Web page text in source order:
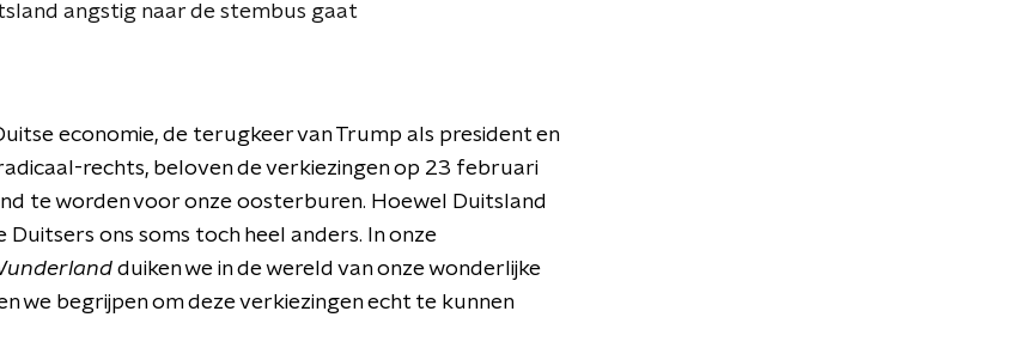
angstig naar de stembus gaat
economie, de terugkeer van Trump als president en
rechts, beloven de verkiezingen op 23 februari
te worden voor onze oosterburen. Hoewel Duitsland
Duitsers ons soms toch heel anders. In onze
duiken we in de wereld van onze wonderlijke
we begrijpen om deze verkiezingen echt te kunnen